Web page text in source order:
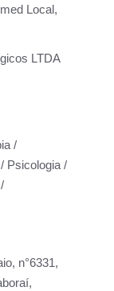
Local,
LTDA
/
Psicologia /
n°6331,